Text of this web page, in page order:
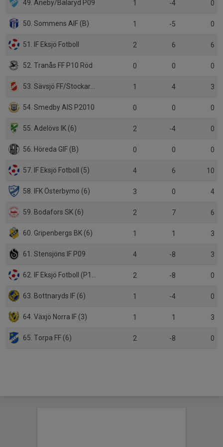
49. Aneby/Bälaryd P09 1 -4 0
50. Sommens AIF (B) 1 -5 0
51. IF Eksjö Fotboll 2 6 6
52. Tranås FF P10 Röd 0 0 0
53. Sävsjö FF/Stockaryd/Rörvik (P18) 1 4 3
54. Smedby AIS P2010 0 0 0
55. Adelövs IK (6) 2 -4 0
56. Höreda GIF (B) 0 0 0
57. IF Eksjö Fotboll (5) 4 6 10
58. IFK Österbymo (6) 3 0 4
59. Bodafors SK (6) 2 7 6
60. Gripenbergs BK (6) 1 1 3
61. Stensjöns IF P09 4 -8 3
62. IF Eksjö Fotboll (P18) 2 -8 0
63. Bottnaryds IF (6) 1 -4 0
64. Växjö Norra IF (3) 1 1 3
65. Torpa FF (6) 2 -8 0